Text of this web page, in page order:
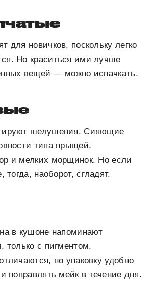
для новичков, поскольку легко
Но краситься ими лучше
вещей — можно испачкать.
шелушения. Сияющие
типа прыщей,
и мелких морщинок. Но если
тогда, наоборот, сгладят.
в кушоне напоминают
только с пигментом.
но упаковку удобно
поправлять мейк в течение дня.